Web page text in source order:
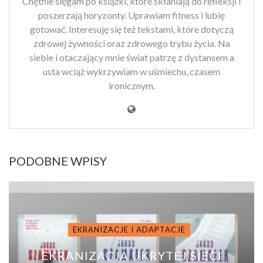
poszerzają horyzonty. Uprawiam fitness i lubię
gotować. Interesuję się też tekstami, które dotyczą
zdrowej żywności oraz zdrowego trybu życia. Na
siebie i otaczający mnie świat patrzę z dystansem a
usta wciąż wykrzywiam w uśmiechu, czasem
ironicznym.
PODOBNE WPISY
EKRANIZACJE I ADAPTACJE
EKRANIZACJA UKRYTEJ SIECI